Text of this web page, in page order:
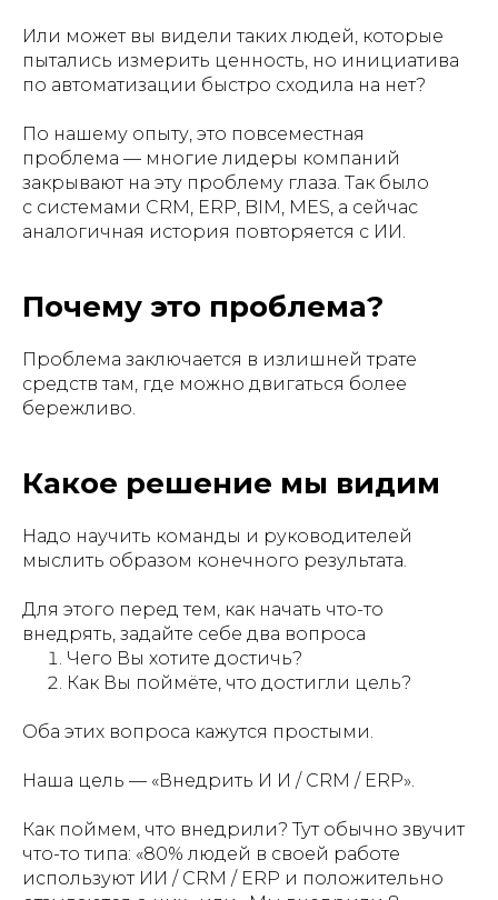
Или может вы видели таких людей, которые
пытались измерить ценность, но инициатива
по автоматизации быстро сходила на нет?
По нашему опыту, это повсеместная
проблема — многие лидеры компаний
закрывают на эту проблему глаза. Так было
с системами CRM, ERP, BIM, MES, а сейчас
аналогичная история повторяется с ИИ.
Почему это проблема?
Проблема заключается в излишней трате
средств там, где можно двигаться более
бережливо.
Какое решение мы видим
Надо научить команды и руководителей
мыслить образом конечного результата.
Для этого перед тем, как начать что-то
внедрять, задайте себе два вопроса
Чего Вы хотите достичь?
Как Вы поймёте, что достигли цель?
Оба этих вопроса кажутся простыми.
Наша цель — «Внедрить И И / CRM / ERP».
Как поймем, что внедрили? Тут обычно звучит
что-то типа: «80% людей в своей работе
используют ИИ / CRM / ERP и положительно